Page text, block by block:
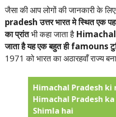
जैसा की आप लोगों की जानकारी के
pradesh उत्तर भारत मे स्थित एक
का प्रांतभी कहा जाता है Himachal
जाता है यह एक बहुत ही famouns
1971 को भारत का अठारहवाँ राज्य
Himachal Pradesh
Himachal Pradesh
Shimla hai